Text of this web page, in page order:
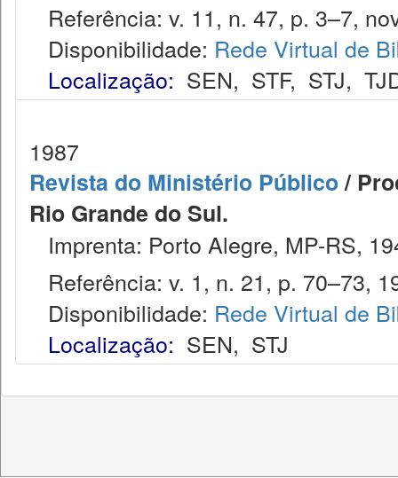
Referência: v. 11, n. 47, p. 3–7,
Disponibilidade: Rede Virtual de
Localização: SEN, STF, STJ,
1987
Revista do Ministério Público/
Rio Grande do Sul.
Imprenta: Porto Alegre, MP-RS,
Referência: v. 1, n. 21, p. 70–73,
Disponibilidade: Rede Virtual de
Localização: SEN, STJ